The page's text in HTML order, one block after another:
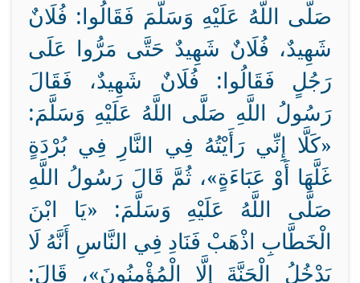
صَلَّى اللَّهُ عَلَيْهِ وَسَلَّمَ فَقَالُوا: فُلَانٌ
شَهِيدٌ، فُلَانٌ شَهِيدٌ حَتَّى مَرُّوا عَلَى
رَجُلٍ فَقَالُوا: فُلَانٌ شَهِيدٌ، فَقَالَ
رَسُولُ اللَّهِ صَلَّى اللَّهُ عَلَيْهِ وَسَلَّمَ:
«كَلَّا إِنِّي رَأَيْتُهُ فِي النَّارِ فِي بُرْدَةٍ
غَلَّهَا أَوْ عَبَاءَةٍ»، ثُمَّ قَالَ رَسُولُ اللَّهِ
صَلَّى اللَّهُ عَلَيْهِ وَسَلَّمَ: «يَا ابْنَ
الْخَطَّابِ اذْهَبْ فَنَادِ فِي النَّاسِ أَنَّهُ لَا
يَدْخُلُ الْجَنَّةَ إِلَّا الْمُؤْمِنُونَ»، قَالَ: